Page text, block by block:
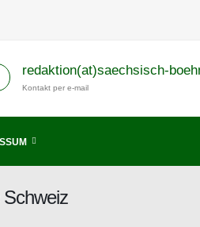
redaktion(at)saechsisch-
Kontakt per e-mail